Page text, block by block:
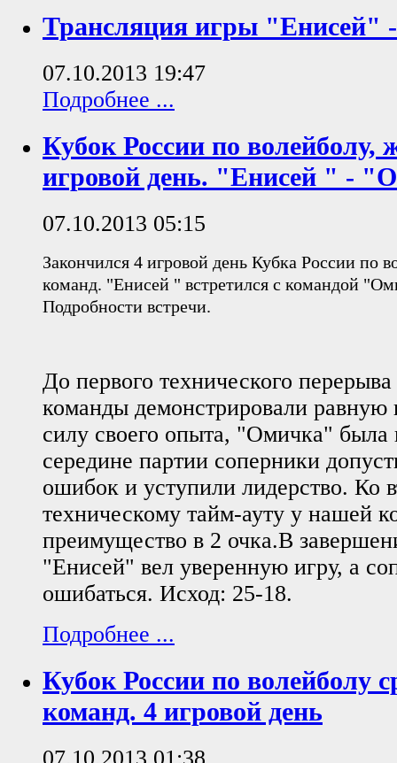
Трансляция игры
07.10.2013 19:47
Подробнее ...
Кубок России по
игровой день. "Енисей " -
07.10.2013 05:15
Закончился 4 игровой день Кубка России по
команд. "Енисей " встретился с командой
Подробности встречи.
До первого технического
команды демонстрировали равную
силу своего опыта, "Омичка"
середине партии соперники
ошибок и уступили лидерство. Ко
техническому тайм-ауту у нашей
преимущество в 2 очка.В
"Енисей" вел уверенную игру, а
ошибаться. Исход: 25-18.
Подробнее ...
Кубок России по волейболу
команд. 4 игровой день
07.10.2013 01:38